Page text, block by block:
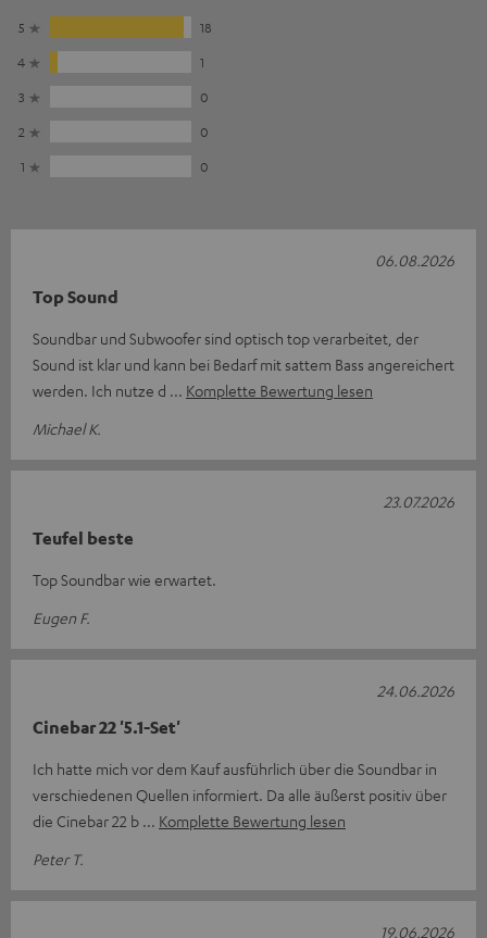
5
18
4
1
3
0
2
0
1
0
Top Sound
Soundbar und Subwoofer sind optisch top verarbeitet, der
Sound ist klar und kann bei Bedarf mit sattem Bass angereichert
werden. Ich nutze d
Komplette Bewertung lesen
Michael K.
06.08.2026
Teufel beste
Top Soundbar wie erwartet.
Eugen F.
23.07.2026
Cinebar 22 '5.1-Set'
Ich hatte mich vor dem Kauf ausführlich über die Soundbar in
verschiedenen Quellen informiert. Da alle äußerst positiv über
die Cinebar 22 b
Komplette Bewertung lesen
Peter T.
24.06.2026
19.06.2026